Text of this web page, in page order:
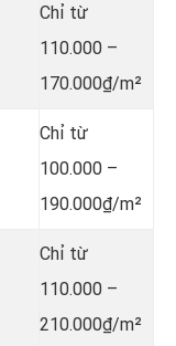
Chỉ từ
110.000 –
170.000₫/m²
Chỉ từ
100.000 –
190.000₫/m²
Chỉ từ
110.000 –
210.000₫/m²